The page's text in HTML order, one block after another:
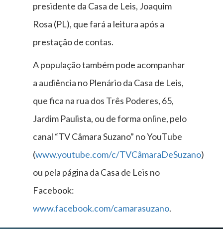
presidente da Casa de Leis, Joaquim
Rosa (PL), que fará a leitura após a
prestação de contas.
A população também pode acompanhar
a audiência no Plenário da Casa de Leis,
que fica na rua dos Três Poderes, 65,
Jardim Paulista, ou de forma online, pelo
canal “TV Câmara Suzano” no YouTube
(www.youtube.com/c/TVCâmaraDeSuzano)
ou pela página da Casa de Leis no
Facebook:
www.facebook.com/camarasuzano.